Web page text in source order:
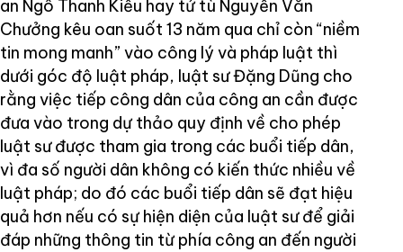
an Ngô Thanh Kiều hay tử tù Nguyễn Văn
Chưởng kêu oan suốt 13 năm qua chỉ còn “niềm
tin mong manh” vào công lý và pháp luật thì
dưới góc độ luật pháp, luật sư Đặng Dũng cho
rằng việc tiếp công dân của công an cần được
đưa vào trong dự thảo quy định về cho phép
luật sư được tham gia trong các buổi tiếp dân,
vì đa số người dân không có kiến thức nhiều về
luật pháp; do đó các buổi tiếp dân sẽ đạt hiệu
quả hơn nếu có sự hiện diện của luật sư để giải
đáp những thông tin từ phía công an đến người